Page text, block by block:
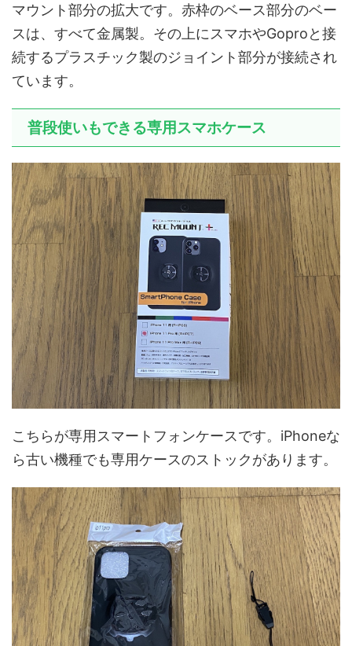
マウント部分の拡大です。赤枠のベース部分のベー
スは、すべて金属製。その上にスマホやGoproと接
続するプラスチック製のジョイント部分が接続され
ています。
普段使いもできる専用スマホケース
こちらが専用スマートフォンケースです。iPhoneな
ら古い機種でも専用ケースのストックがあります。